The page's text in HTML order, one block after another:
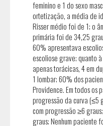
feminino e 1 do sexo
ortetização, a média de
Risser médio foi de 1; o
primária foi de 34,25
60% apresentava
escoliose grave; quanto
apenas torácicas, 4 em
1 lombar; 60% dos
Providence. Em todos os
progressão da curva (≤5
com progressão ≥6
graus; Nenhum paciente